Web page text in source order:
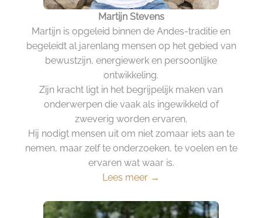
Martijn Stevens
Martijn is opgeleid binnen de Andes-traditie en
begeleidt al jarenlang mensen op het gebied van
bewustzijn, energiewerk en persoonlijke
ontwikkeling.
Zijn kracht ligt in het begrijpelijk maken van
onderwerpen die vaak als ingewikkeld of
zweverig worden ervaren.
Hij nodigt mensen uit om niet zomaar iets aan te
nemen, maar zelf te onderzoeken, te voelen en te
ervaren wat waar is.
Lees meer →